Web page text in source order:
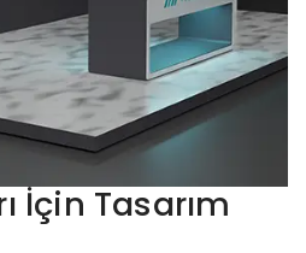
İçin Tasarım